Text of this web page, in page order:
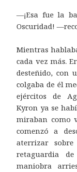
—¡Esa fue la
Oscuridad!
Mientras
cada vez más.
desteñido, con
colgaba de él
ejércitos de
Kyron ya se
miraban como
comenzó a
aterrizar
retaguardia
maniobra